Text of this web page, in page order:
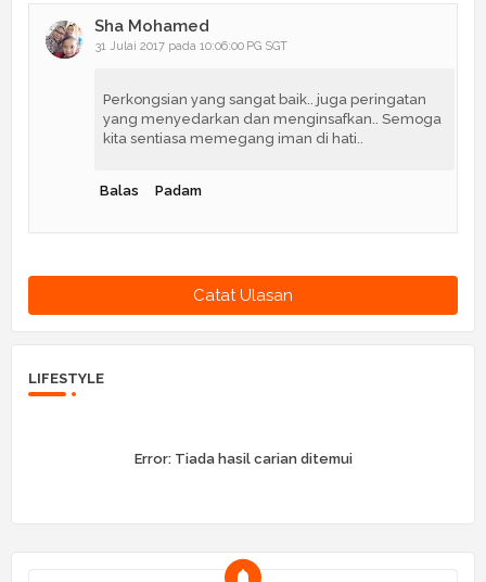
Sha Mohamed
31 Julai 2017 pada 10:06:00 PG SGT
Perkongsian yang sangat baik.. juga peringatan
yang menyedarkan dan menginsafkan.. Semoga
kita sentiasa memegang iman di hati..
Balas Padam
Catat Ulasan
LIFESTYLE
Error:Tiada hasil carian ditemui